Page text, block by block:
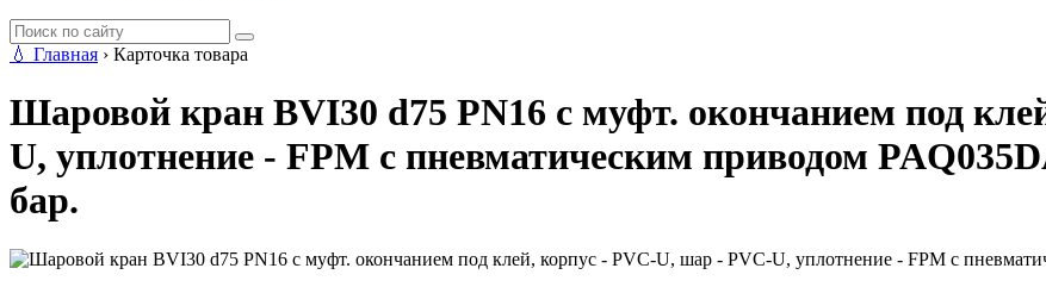
💧 Главная › Карточка товара
Шаровой кран BVI30 d75 PN16 с муфт. окончанием под
U, уплотнение - FPM с пневматическим приводом
бар.